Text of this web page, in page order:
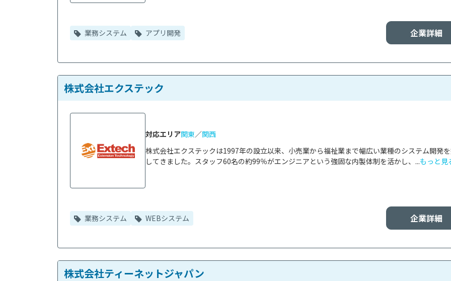
企業詳細
業務システム アプリ開発
株式会社エクステック
株式会社エクステックは1997年の設立以来、小売業から福祉業まで幅広い業種のシステム開発
してきました。スタッフ60名の約99％がエンジニアという強固な内製体制を活かし、...もっと見
対応エリア関東／関西
企業詳細
業務システム WEBシステム
株式会社ティーネットジャパン